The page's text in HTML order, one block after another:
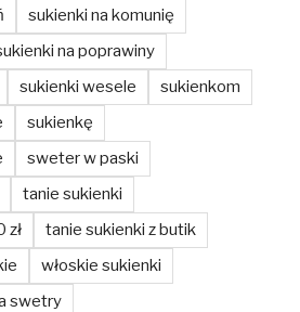
sukienki na komunię
na poprawiny
sukienki wesele
sukienkom
sukienkę
sweter w paski
tanie sukienki
zł
tanie sukienki z butik
włoskie sukienki
swetry